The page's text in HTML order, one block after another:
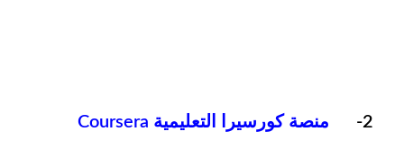
2- منصة كورسيرا التعليمية Coursera